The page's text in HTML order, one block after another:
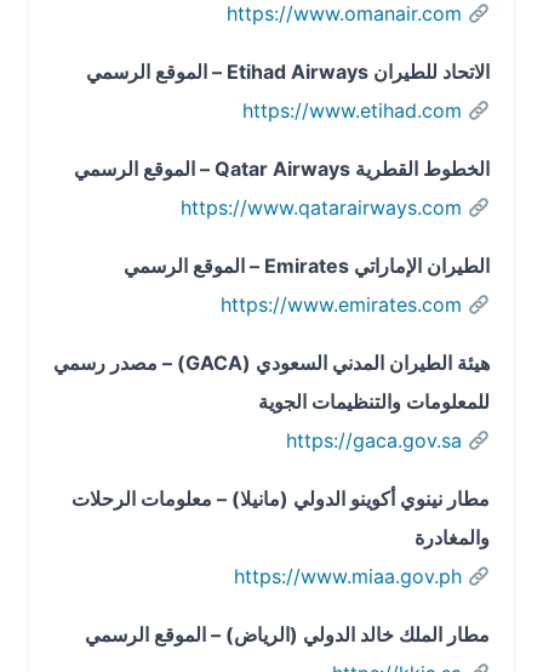
https://www.omanair.com
الاتحاد للطيران Etihad Airways – الموقع الرسمي
https://www.etihad.com
الخطوط القطرية Qatar Airways – الموقع الرسمي
https://www.qatarairways.com
الطيران الإماراتي Emirates – الموقع الرسمي
https://www.emirates.com
هيئة الطيران المدني السعودي (GACA) – مصدر رسمي
للمعلومات والتنظيمات الجوية
https://gaca.gov.sa
مطار نينوي أكوينو الدولي (مانيلا) – معلومات الرحلات
والمغادرة
https://www.miaa.gov.ph
مطار الملك خالد الدولي (الرياض) – الموقع الرسمي